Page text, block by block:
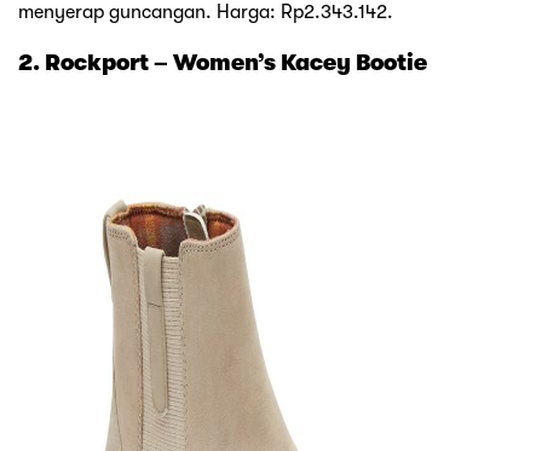
menyerap guncangan. Harga: Rp2.343.142.
2. Rockport – Women’s Kacey Bootie